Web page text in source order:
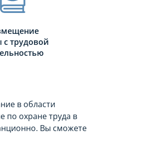
с трудовой
в области
по охране труда в
Вы сможете